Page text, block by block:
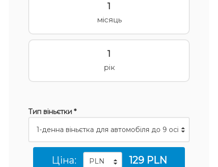
1
місяць
1
рік
Тип віньєтки *
Ціна: 129 PLN